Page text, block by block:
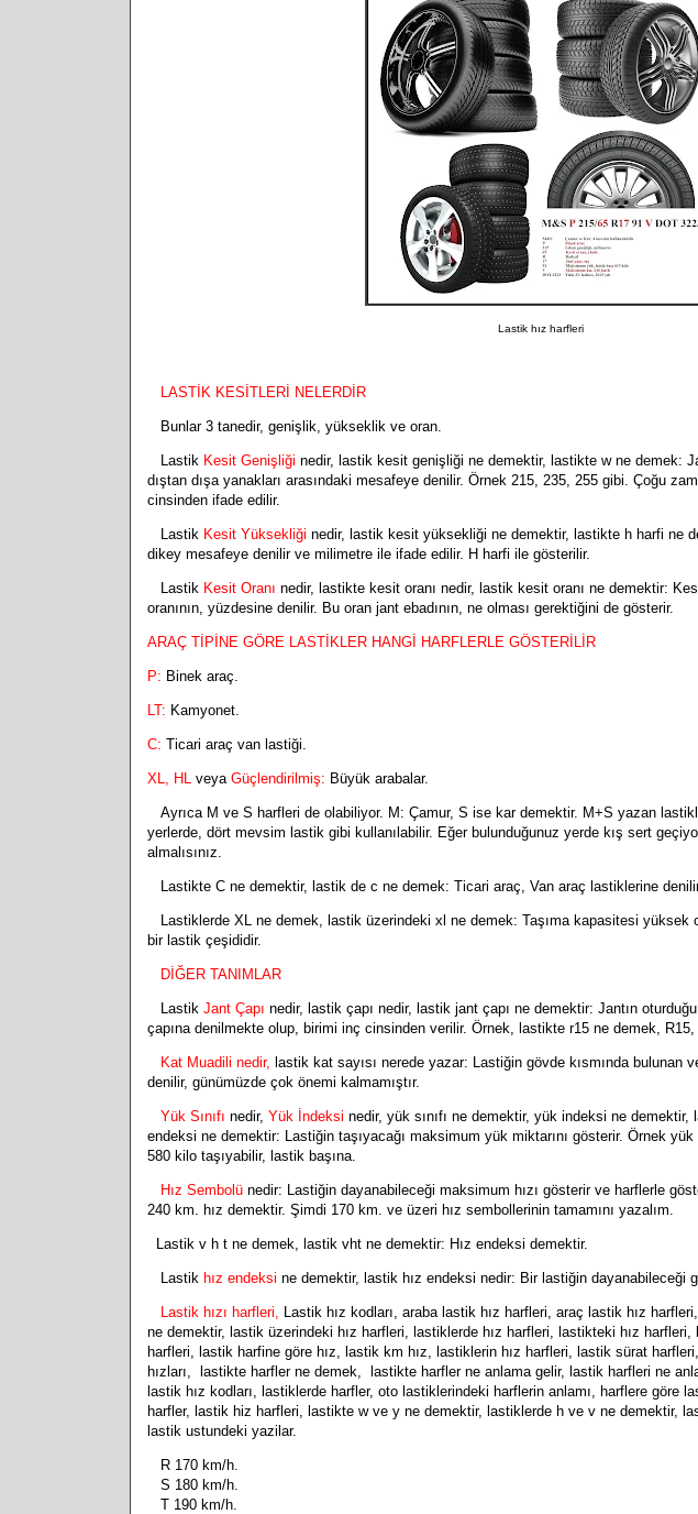
Lastik hız harfleri
LASTİK KESİTLERİ NELERDİR
Bunlar 3 tanedir, genişlik, yükseklik ve oran.
Lastik Kesit Genişliği nedir, lastik kesit genişliği ne demektir, lastikte w ne demek:
dıştan dışa yanakları arasındaki mesafeye denilir. Örnek 215, 235, 255 gibi. Çoğu
cinsinden ifade edilir.
Lastik Kesit Yüksekliği nedir, lastik kesit yüksekliği ne demektir, lastikte h harfi ne
dikey mesafeye denilir ve milimetre ile ifade edilir. H harfi ile gösterilir.
Lastik Kesit Oranı nedir, lastikte kesit oranı nedir, lastik kesit oranı ne demektir:
oranının, yüzdesine denilir. Bu oran jant ebadının, ne olması gerektiğini de gösterir.
ARAÇ TİPİNE GÖRE LASTİKLER HANGİ HARFLERLE GÖSTERİLİR
P: Binek araç.
LT: Kamyonet.
C: Ticari araç van lastiği.
XL, HL veya Güçlendirilmiş: Büyük arabalar.
Ayrıca M ve S harfleri de olabiliyor. M: Çamur, S ise kar demektir. M+S yazan
yerlerde, dört mevsim lastik gibi kullanılabilir. Eğer bulunduğunuz yerde kış sert
almalısınız.
Lastikte C ne demektir, lastik de c ne demek: Ticari araç, Van araç lastiklerine
Lastiklerde XL ne demek, lastik üzerindeki xl ne demek: Taşıma kapasitesi yüksek
bir lastik çeşididir.
DİĞER TANIMLAR
Lastik Jant Çapı nedir, lastik çapı nedir, lastik jant çapı ne demektir: Jantın
çapına denilmekte olup, birimi inç cinsinden verilir. Örnek, lastikte r15 ne demek, R15,
Kat Muadili nedir, lastik kat sayısı nerede yazar:
Lastiğin gövde kısmında bulunan
denilir, günümüzde çok önemi kalmamıştır.
Yük Sınıfı nedir, Yük İndeksi nedir, yük sınıfı ne demektir, yük indeksi ne
endeksi ne demektir: Lastiğin taşıyacağı maksimum yük miktarını gösterir. Örnek
580 kilo taşıyabilir, lastik başına.
Hız Sembolü nedir: Lastiğin dayanabileceği maksimum hızı gösterir ve harflerle
240 km. hız demektir. Şimdi 170 km. ve üzeri hız sembollerinin tamamını yazalım.
Lastik v h t ne demek, lastik vht ne demektir: Hız endeksi demektir.
Lastik hız endeksi ne demektir, lastik hız endeksi nedir: Bir lastiğin dayanabileceği
Lastik hızı harfleri,
Lastik hız kodları, araba lastik hız harfleri, araç lastik hız
ne demektir, lastik üzerindeki hız harfleri, lastiklerde hız harfleri, lastikteki hız
harfleri, lastik harfine göre hız, lastik km hız, lastiklerin hız harfleri, lastik sürat
hızları, lastikte harfler ne demek, lastikte harfler ne anlama gelir, lastik harfleri ne
lastik hız kodları, lastiklerde harfler, oto lastiklerindeki harflerin anlamı, harflere göre
harfler, lastik hiz harfleri, lastikte w ve y ne demektir, lastiklerde h ve v ne demektir,
lastik ustundeki yazilar.
R 170 km/h.
S 180 km/h.
T 190 km/h.